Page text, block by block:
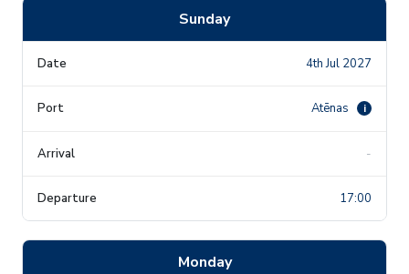
Sunday
4th Jul 2027
Atēnas i
-
17:00
Monday